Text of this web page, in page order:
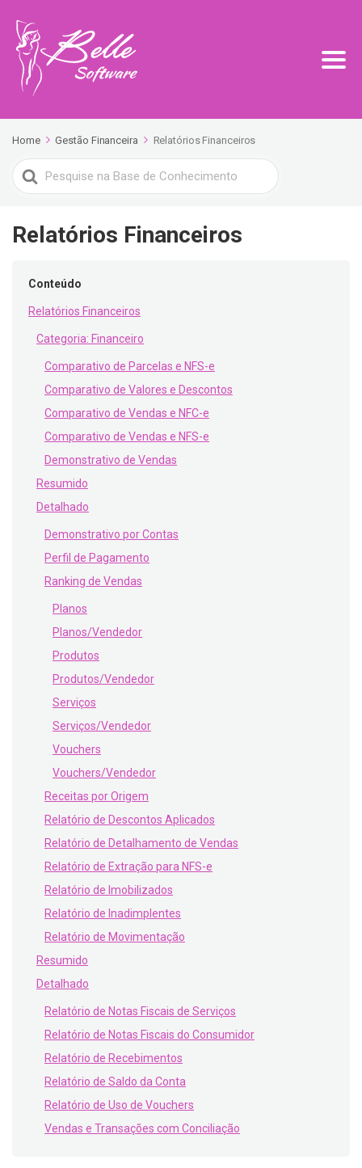
Home Gestão Financeira Relatórios Financeiros
Search
For
Relatórios Financeiros
Conteúdo
Relatórios Financeiros
Categoria: Financeiro
Comparativo de Parcelas e NFS-e
Comparativo de Valores e Descontos
Comparativo de Vendas e NFC-e
Comparativo de Vendas e NFS-e
Demonstrativo de Vendas
Resumido
Detalhado
Demonstrativo por Contas
Perfil de Pagamento
Ranking de Vendas
Planos
Planos/Vendedor
Produtos
Produtos/Vendedor
Serviços
Serviços/Vendedor
Vouchers
Vouchers/Vendedor
Receitas por Origem
Relatório de Descontos Aplicados
Relatório de Detalhamento de Vendas
Relatório de Extração para NFS-e
Relatório de Imobilizados
Relatório de Inadimplentes
Relatório de Movimentação
Resumido
Detalhado
Relatório de Notas Fiscais de Serviços
Relatório de Notas Fiscais do Consumidor
Relatório de Recebimentos
Relatório de Saldo da Conta
Relatório de Uso de Vouchers
Vendas e Transações com Conciliação